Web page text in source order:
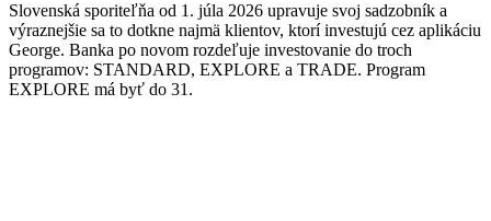
Slovenská sporiteľňa od 1. júla 2026 upravuje svoj sadzobník a
výraznejšie sa to dotkne najmä klientov, ktorí investujú cez aplikáciu
George. Banka po novom rozdeľuje investovanie do troch
programov: STANDARD, EXPLORE a TRADE. Program
EXPLORE má byť do 31.